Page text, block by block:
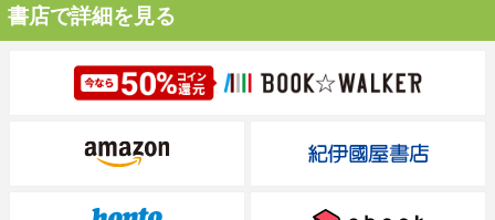
書店で詳細を見る